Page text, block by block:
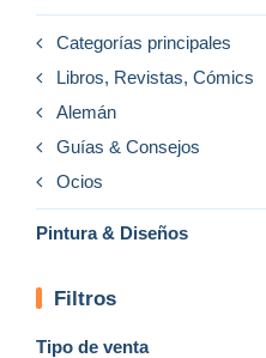
Categorías principales
Libros, Revistas, Cómics
Alemán
Guías & Consejos
Ocios
Pintura & Diseños
Filtros
Tipo de venta